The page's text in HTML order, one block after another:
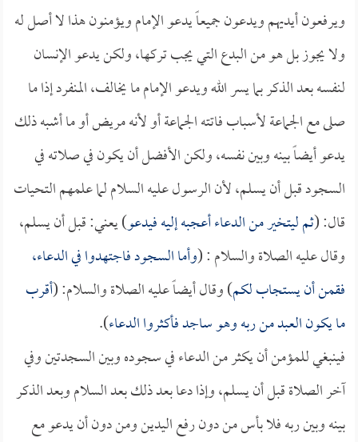
ويرفعون أيديهم ويدعون جميعاً يدعو الإمام ويؤمنون هذا لا أصل له
ولا يجوز بل هو من البدع التي يجب تركها، ولكن يدعو الإنسان
لنفسه بعد الذكر بما يسر الله ويدعو الإمام ما يخالف، المنفرد إذا ما
صلى مع الجماعة لأسباب فاتته الجماعة أو لأنه مريض أو ما أشبه ذلك
يدعو أيضاً بينه وبين نفسه، ولكن الأفضل أن يكون في صلاته في
السجود قبل أن يسلم، لأن الرسول عليه السلام لما علمهم التحيات
قال: (ثم ليتخير من الدعاء أعجبه إليه فيدعو) يعني: قبل أن يسلم،
وقال عليه الصلاة والسلام : (وأما السجود فاجتهدوا في الدعاء،
فقمن أن يستجاب لكم) وقال أيضاً عليه الصلاة والسلام: (أقرب
ما يكون العبد من ربه وهو ساجد فأكثروا الدعاء).
فينبغي للمؤمن أن يكثر من الدعاء في سجوده وبين السجدتين وفي
آخر الصلاة قبل أن يسلم، وإذا دعا بعد ذلك بعد السلام وبعد الذكر
بينه وبين ربه فلا بأس من دون رفع اليدين ومن دون أن يدعو مع